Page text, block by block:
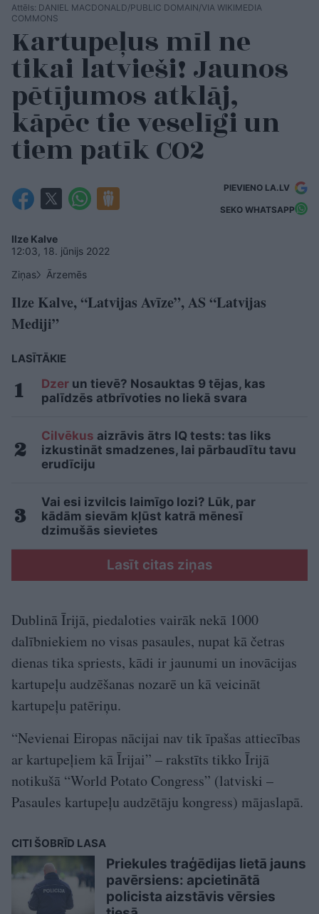
Attēls: DANIEL MACDONALD/PUBLIC DOMAIN/VIA WIKIMEDIA
COMMONS
Kartupeļus mīl ne
tikai latvieši! Jaunos
pētījumos atklāj,
kāpēc tie veselīgi un
tiem patīk CO2
PIEVIENO LA.LV
SEKO WHATSAPP
Ilze Kalve
12:03, 18. jūnijs 2022
Ziņas
Ārzemēs
Ilze Kalve, “Latvijas Avīze”, AS “Latvijas
Mediji”
LASĪTĀKIE
Dzer un tievē? Nosauktas 9 tējas, kas
palīdzēs atbrīvoties no liekā svara
Cilvēkus aizrāvis ātrs IQ tests: tas liks
izkustināt smadzenes, lai pārbaudītu tavu
erudīciju
Vai esi izvilcis laimīgo lozi? Lūk, par
kādām sievām kļūst katrā mēnesī
dzimušās sievietes
Lasīt citas ziņas
Dublinā Īrijā, piedaloties vairāk nekā 1000
dalībniekiem no visas pasaules, nupat kā četras
dienas tika spriests, kādi ir jaunumi un inovācijas
kartupeļu audzēšanas nozarē un kā veicināt
kartupeļu patēriņu.
“Nevienai Eiropas nācijai nav tik īpašas attiecības
ar kartupeļiem kā Īrijai” – rakstīts tikko Īrijā
notikušā “World Potato Congress” (latviski –
Pasaules kartupeļu audzētāju kongress) mājaslapā.
CITI ŠOBRĪD LASA
Priekules traģēdijas lietā jauns
pavērsiens: apcietinātā
policista aizstāvis vērsies